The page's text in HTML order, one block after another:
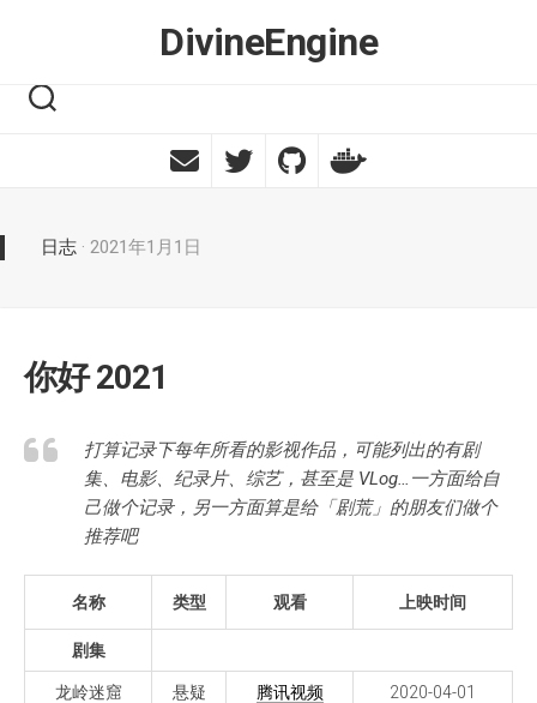
DivineEngine
日志 · 2021年1月1日
你好 2021
打算记录下每年所看的影视作品，可能列出的有剧
集、电影、纪录片、综艺，甚至是 VLog…一方面给自
己做个记录，另一方面算是给「剧荒」的朋友们做个
推荐吧
名称 类型 观看 上映时间
剧集
龙岭迷窟 悬疑 腾讯视频 2020-04-01